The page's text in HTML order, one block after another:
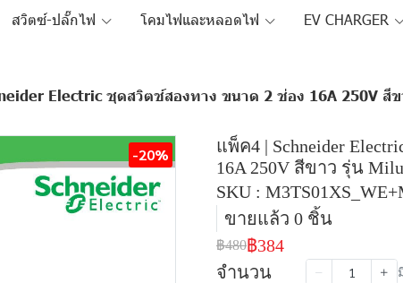
สวิตซ์-ปลั๊กไฟ โคมไฟและหลอดไฟ EV CHARGER
Electric ชุดสวิตช์สองทาง ขนาด 2 ช่อง 16A 250V สีข
-20%
แพ็ค4 | Schneider
16A 250V สีขาว รุ่น
SKU :
ขายแล้ว 0 ชิ้น
฿480฿384
จำนวน